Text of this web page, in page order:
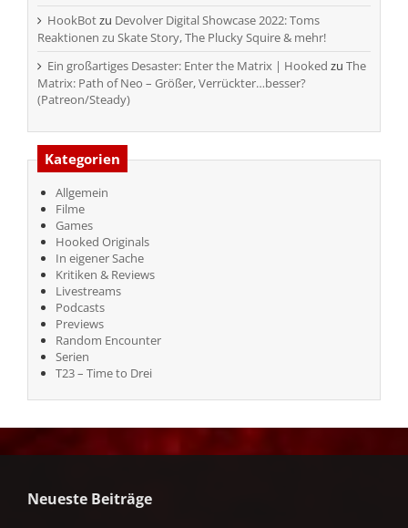
HookBotzu Devolver Digital Showcase 2022: Toms
Reaktionen zu Skate Story, The Plucky Squire & mehr!
Ein großartiges Desaster: Enter the Matrix | Hooked zu The
Matrix: Path of Neo – Größer, Verrückter…besser?
(Patreon/Steady)
Kategorien
Allgemein
Filme
Games
Hooked Originals
In eigener Sache
Kritiken & Reviews
Livestreams
Podcasts
Previews
Random Encounter
Serien
T23 – Time to Drei
Neueste Beiträge